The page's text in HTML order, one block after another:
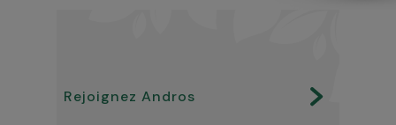
Rejoignez Andros